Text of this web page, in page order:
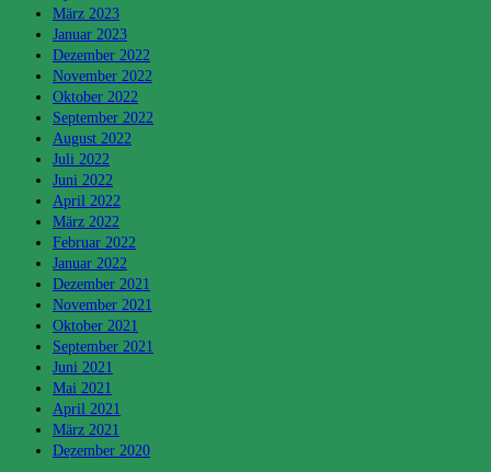
März 2023
Januar 2023
Dezember 2022
November 2022
Oktober 2022
September 2022
August 2022
Juli 2022
Juni 2022
April 2022
März 2022
Februar 2022
Januar 2022
Dezember 2021
November 2021
Oktober 2021
September 2021
Juni 2021
Mai 2021
April 2021
März 2021
Dezember 2020
Kategorien